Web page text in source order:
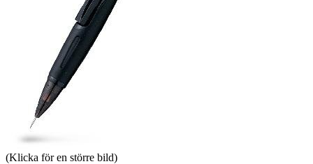
(Klicka för en större bild)